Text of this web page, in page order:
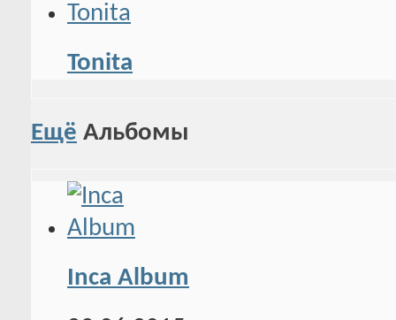
Tonita
Ещё Альбомы
Inca Album